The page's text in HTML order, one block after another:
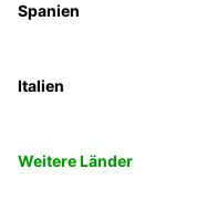
Spanien
Italien
Weitere Länder